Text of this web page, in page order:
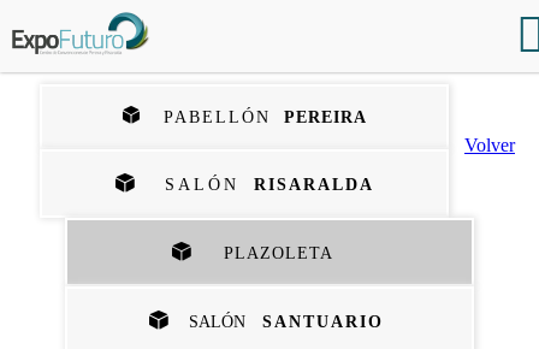
Volver
PABELLÓN PEREIRA
SALÓN RISARALDA
PLAZOLETA
SALÓN SANTUARIO